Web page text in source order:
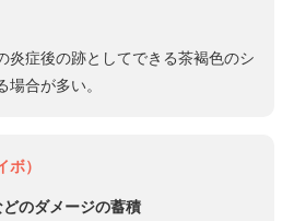
炎症後の跡としてできる茶褐色のシ
場合が多い。
）
のダメージの蓄積